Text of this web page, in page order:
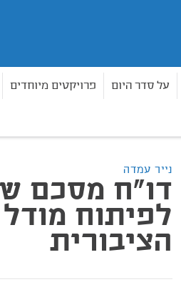
על סדר היום פרויקטים מיוחדים
נייר עמדה
דו"ח מסכם
לפיתוח
הציבורית